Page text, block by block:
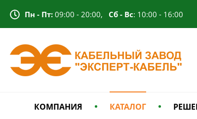
Пн - Пт: 09:00 - 20:00, Сб - Вс: 10:00 - 16:00
КОМПАНИЯ КАТАЛОГ